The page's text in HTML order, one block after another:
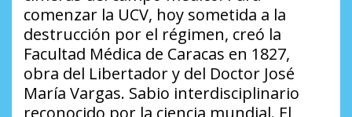
comenzar la UCV, hoy sometida a la
destrucción por el régimen, creó la
Facultad Médica de Caracas en 1827,
obra del Libertador y del Doctor José
María Vargas. Sabio interdisciplinario
reconocido por la ciencia mundial. El